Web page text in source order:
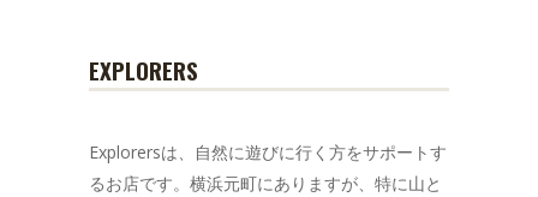
EXPLORERS
Explorersは、自然に遊びに行く方をサポートす
るお店です。横浜元町にありますが、特に山と